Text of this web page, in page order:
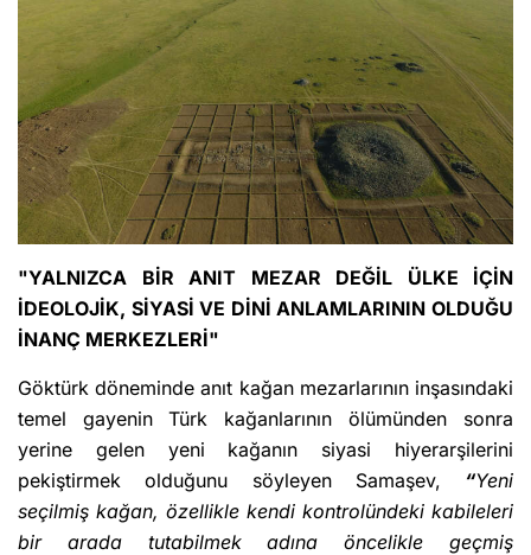
"YALNIZCA BİR ANIT MEZAR DEĞİL ÜLKE İÇİN
İDEOLOJİK, SİYASİ VE DİNİ ANLAMLARININ OLDUĞU
İNANÇ MERKEZLERİ"
Göktürk döneminde anıt kağan mezarlarının inşasındaki
temel gayenin
Türk kağanlarının ölümünden sonra
yerine gelen yeni kağanın siyasi hiyerarşilerini
pekiştirmek olduğunu söyleyen Samaşev, “Yeni
seçilmiş kağan, özellikle kendi kontrolündeki kabileleri
bir arada tutabilmek adına öncelikle geçmiş